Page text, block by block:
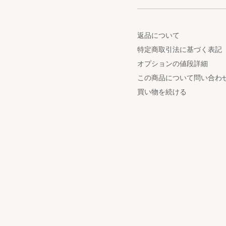
返品について
特定商取引法に基づく表記
オプションの値段詳細
この商品について問い合わ
買い物を続ける